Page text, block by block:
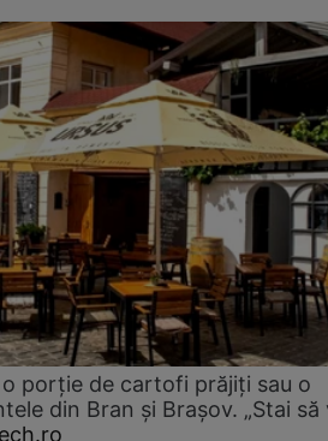
porţie de cartofi prăjiţi sau o
din Bran şi Braşov. „Stai să